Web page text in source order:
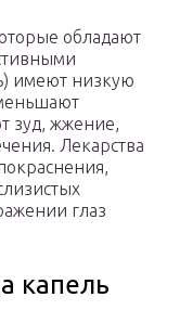
обладают
имеют низкую
зуд, жжение,
Лекарства
глаз
капель